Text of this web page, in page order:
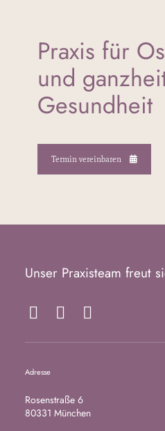
Praxis für
und
Gesundheit
Termin vereinbaren
Unser Praxisteam freut
F
c
b
o
o
I
s
g
r
Y
u
e
Adresse
Rosenstraße 6
80331 München